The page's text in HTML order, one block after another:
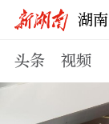
湖
头条 视频